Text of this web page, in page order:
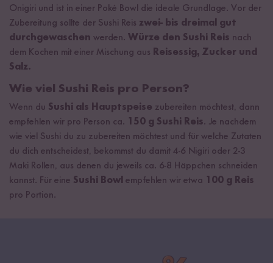
Onigiri und ist in einer Poké Bowl die ideale Grundlage. Vor der
Zubereitung sollte der Sushi Reis zwei- bis dreimal gut
durchgewaschen werden. Würze den Sushi Reis nach
dem Kochen mit einer Mischung aus Reisessig, Zucker und
Salz.
Wie viel Sushi Reis pro Person?
Wenn du Sushi als Hauptspeise zubereiten möchtest, dann
empfehlen wir pro Person ca. 150 g Sushi Reis. Je nachdem
wie viel Sushi du zu zubereiten möchtest und für welche Zutaten
du dich entscheidest, bekommst du damit 4-6 Nigiri oder 2-3
Maki Rollen, aus denen du jeweils ca. 6-8 Häppchen schneiden
kannst. Für eine Sushi Bowl empfehlen wir etwa 100 g Reis
pro Portion.